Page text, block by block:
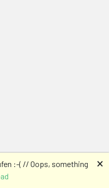
:-( // Oops, something
🗙